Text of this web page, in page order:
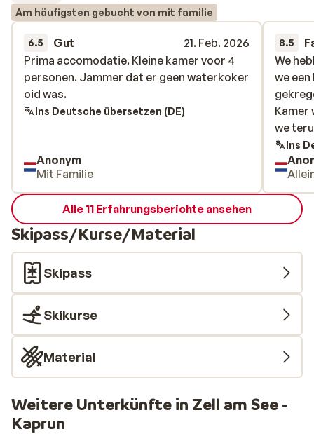
Am häufigsten gebucht von mit familie
6.5 Gut
21. Feb. 2026
Prima accomodatie. Kleine kamer voor 4
personen. Jammer dat er geen waterkoker
oid was.
Prima accomodatie. Kleine kamer voor 4
personen. Jammer dat er geen waterkoker
oid was.
Ins Deutsche übersetzen (DE)
Anonym
Mit Familie
8.5
We
we
Kamer
we
We
we
Kamer
we
Ins
Alle 11 Erfahrungsberichte ansehen
Skipass/Kurse/Material
Skipass
Skikurse
Material
Weitere Unterkünfte in Zell am See -
Kaprun